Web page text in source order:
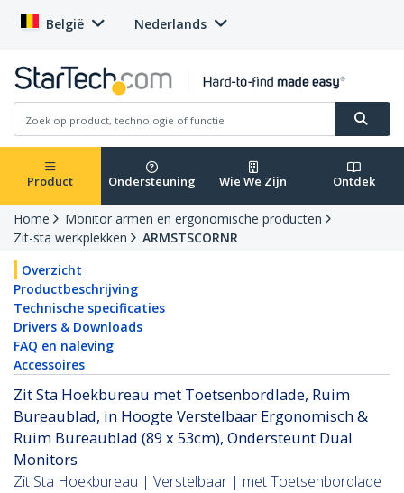
België Nederlands
Product Ondersteuning Wie We Zijn Ontdek
Home
Monitor armen en ergonomische producten
Zit-sta werkplekken
ARMSTSCORNR
Overzicht
Productbeschrijving
Technische specificaties
Drivers & Downloads
FAQ en naleving
Accessoires
Zit Sta Hoekbureau met Toetsenbordlade, Ruim
Bureaublad, in Hoogte Verstelbaar Ergonomisch &
Ruim Bureaublad (89 x 53cm), Ondersteunt Dual
Monitors
Zit Sta Hoekbureau | Verstelbaar | met Toetsenbordlade